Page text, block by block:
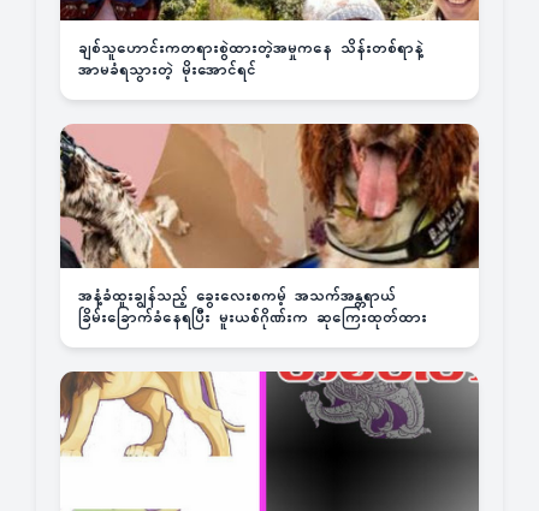
ချစ်သူဟောင်းကတရားစွဲထားတဲ့အမှုကနေ သိန်းတစ်ရာနဲ့
အာမခံရသွားတဲ့ မိုးအောင်ရင်
အနံ့ခံထူးချွန်သည့် ခွေးလေးစကမ့် အသက်အန္တရာယ်
ခြိမ်းခြောက်ခံနေရပြီး မူးယစ်ဂိုဏ်းက ဆုကြေးထုတ်ထား